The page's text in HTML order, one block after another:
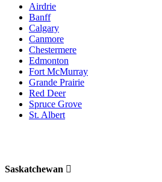
Airdrie
Banff
Calgary
Canmore
Chestermere
Edmonton
Fort McMurray
Grande Prairie
Red Deer
Spruce Grove
St. Albert
Saskatchewan